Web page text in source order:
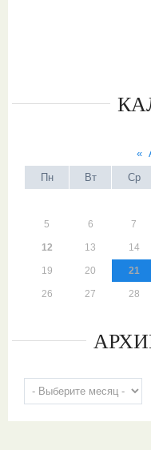
«
Пн
Вт Ср
5 6 7
12 13 14
19 20 21
26 27 28